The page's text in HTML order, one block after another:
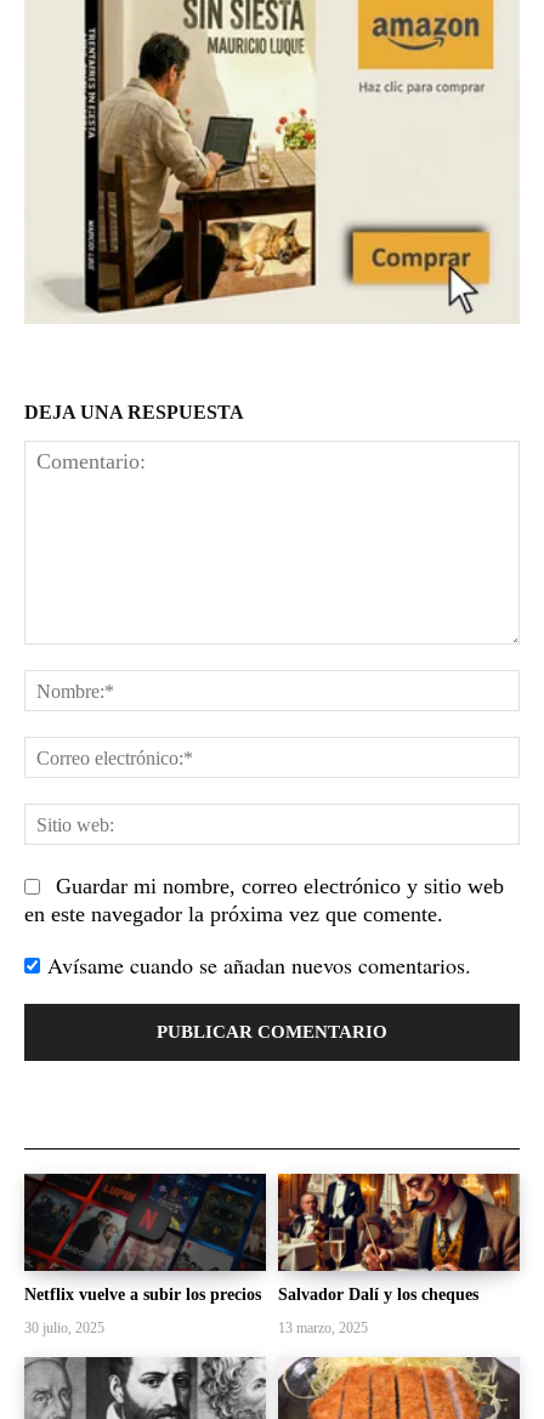
DEJA UNA RESPUESTA
Guardar mi nombre, correo electrónico y sitio web
en este navegador la próxima vez que comente.
Avísame cuando se añadan nuevos comentarios.
Netflix vuelve a subir los precios
30 julio, 2025
Salvador Dalí y los cheques
13 marzo, 2025